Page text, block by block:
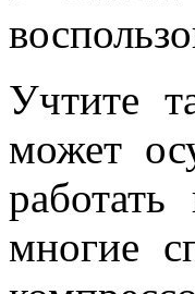
Учтите
может
многие